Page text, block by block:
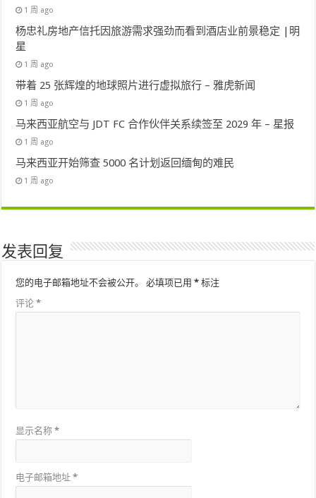
1 周 ago
杨忠礼房地产信托因旅游需求强劲而看到酒店业前景稳定 |明
星
1 周 ago
带着 25 张辉煌的地球照片进行虚拟旅行 – 雅虎新闻
1 周 ago
马来西亚航空与 JDT FC 合作伙伴关系续签至 2029 年 – 星报
1 周 ago
马来西亚开始筛查 5000 名计划返回缅甸的难民
1 周 ago
发表回复
您的电子邮箱地址不会被公开。 必填项已用* 标注
评论*
显示名称*
电子邮箱地址*